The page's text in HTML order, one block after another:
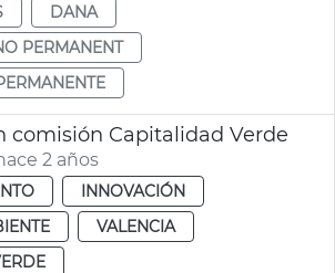
DANA
PERMANENT
comisión Capitalidad Verde
2 años
INNOVACIÓN
VALENCIA